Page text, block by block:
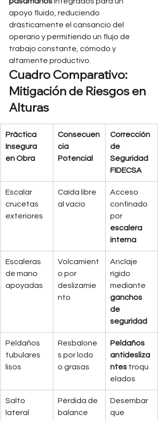
apoyo fluido, reduciendo
drásticamente el cansancio del
operario y permitiendo un flujo de
trabajo constante, cómodo y
altamente productivo.
Cuadro Comparativo:
Mitigación de Riesgos en
Alturas
Práctica
Insegura
en Obra
Consecuen
cia
Potencial
Corrección
de
Seguridad
FIDECSA
Escalar
crucetas
exteriores
Caída libre
al vacío
Acceso
confinado
por
escalera
interna
Escaleras
de mano
apoyadas
Volcamient
o por
deslizamie
nto
Anclaje
rígido
mediante
ganchos
de
seguridad
Peldaños
tubulares
lisos
Resbalone
s por lodo
o grasas
Peldaños
antidesliza
ntes troqu
elados
Salto
lateral
Pérdida de
balance
Desembar
que